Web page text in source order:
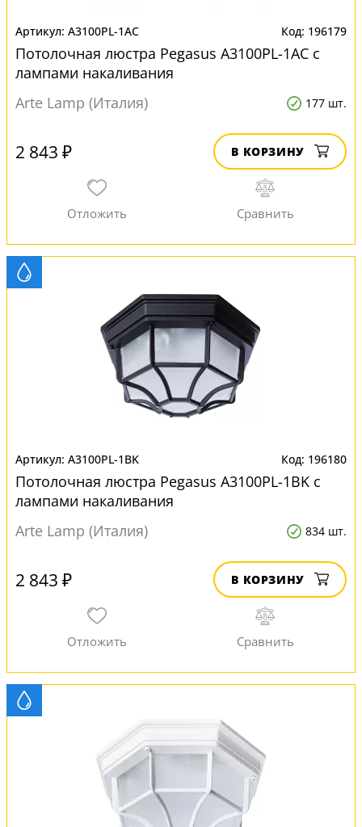
A3100PL-1AC 196179
Потолочная люстра Pegasus A3100PL-1AC с
лампами накаливания
Arte Lamp (Италия)
177 шт.
2 843 ₽ В КОРЗИНУ
A3100PL-1BK 196180
Потолочная люстра Pegasus A3100PL-1BK с
лампами накаливания
Arte Lamp (Италия)
834 шт.
2 843 ₽ В КОРЗИНУ